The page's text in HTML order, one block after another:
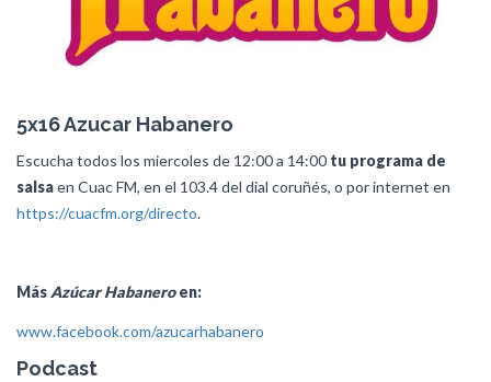
5x16 Azucar Habanero
Escucha todos los miercoles de 12:00 a 14:00 tu programa de
salsaen Cuac FM, en el 103.4 del dial coruñés, o por internet en
https://cuacfm.org/directo.
Más Azúcar Habaneroen:
www.facebook.com/azucarhabanero
Podcast